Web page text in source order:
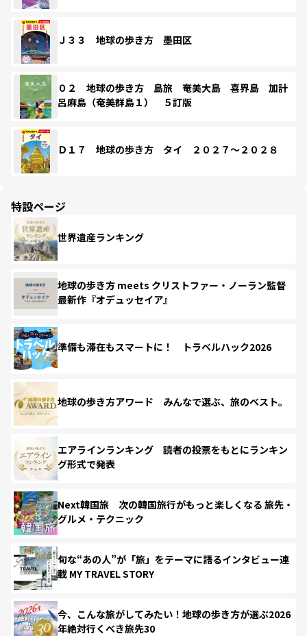
Ｊ３３ 地球の歩き方 墨田区
０２ 地球の歩き方 島旅 奄美大島 喜界島 加計
呂麻島（奄美群島１） ５訂版
Ｄ１７ 地球の歩き方 タイ ２０２７～２０２８
特設ページ
世界遺産ランキング
地球の歩き方 meets クリストファー・ノーラン監督
最新作『オデュッセイア』
準備も滞在もスマートに！ トラベルハック2026
地球の歩き方アワード みんなで選ぶ、旅のベスト。
エアラインランキング 読者の投票をもとにランキン
グ形式で発表
Next韓国旅 次の韓国旅行がもっと楽しくなる 旅先・
グルメ・テクニック
旬な“あの人”が「旅」をテーマに語るインタビュー連
載 MY TRAVEL STORY
今、こんな旅がしてみたい！地球の歩き方が選ぶ2026
年絶対行くべき旅先30